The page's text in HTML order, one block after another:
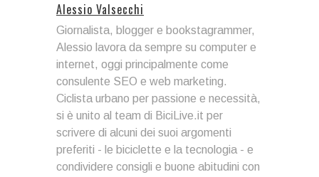
Alessio Valsecchi
Giornalista, blogger e bookstagrammer,
Alessio lavora da sempre su computer e
internet, oggi principalmente come
consulente SEO e web marketing.
Ciclista urbano per passione e necessità,
si è unito al team di BiciLive.it per
scrivere di alcuni dei suoi argomenti
preferiti - le biciclette e la tecnologia - e
condividere consigli e buone abitudini con